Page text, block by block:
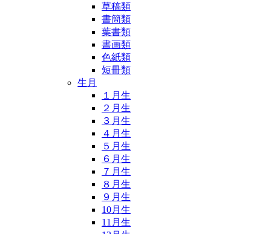
草稿類
書簡類
葉書類
書画類
色紙類
短冊類
生月
１月生
２月生
３月生
４月生
５月生
６月生
７月生
８月生
９月生
10月生
11月生